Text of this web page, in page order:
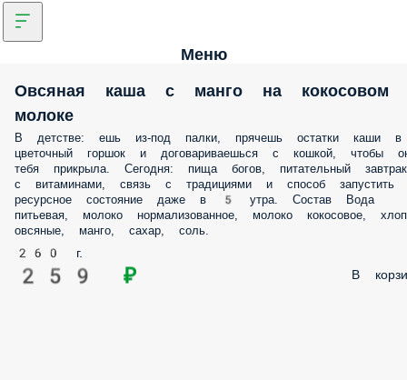
Меню
Овсяная каша с манго на кокосовом
молоке
В детстве: ешь из-под палки, прячешь остатки каши в
цветочный горшок и договариваешься с кошкой, чтобы
тебя прикрыла. Сегодня: пища богов, питательный завтрак
с витаминами, связь с традициями и способ запустить
ресурсное состояние даже в 5 утра. Состав Вода
питьевая, молоко нормализованное, молоко кокосовое,
овсяные, манго, сахар, соль.
260 г.
259 ₽ В